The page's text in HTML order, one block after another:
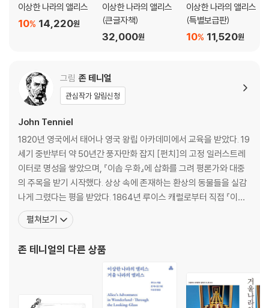
이상한 나라의 앨리스
14,220원
10%
이상한 나라의 앨리스
(큰글자책)
32,000원
이상한 나라의 앨리스
(특별보급판)
11,520원
10%
그림 존 테니얼
관심작가 알림신청
John Tenniel
1820년 영국에서 태어나 영국 왕립 아카데미에서 교육을 받았다. 19
세기 중반부터 약 50년간 풍자만화 잡지 [펀치]의 고정 일러스트레
이터로 명성을 쌓았으며, 『이솝 우화』에 삽화를 그려 평론가와 대중
의 주목을 받기 시작했다. 상상 속에 존재하는 환상의 동물들을 실감
나게 그렸다는 평을 받았다. 1864년 루이스 캐럴로부터 직접 『이상
한 나라의 앨리스』의 삽화를 그려 줄 것을 부탁 받았고, 이후 『거울 나
라의 앨리스』까지 함께 작업했다. 이 두 권으로 [앨리스] 시리즈의 환
뛰어난 삽화가라는 명성을 얻었다. 18
펼쳐보기
존 테니얼의 다른 상품